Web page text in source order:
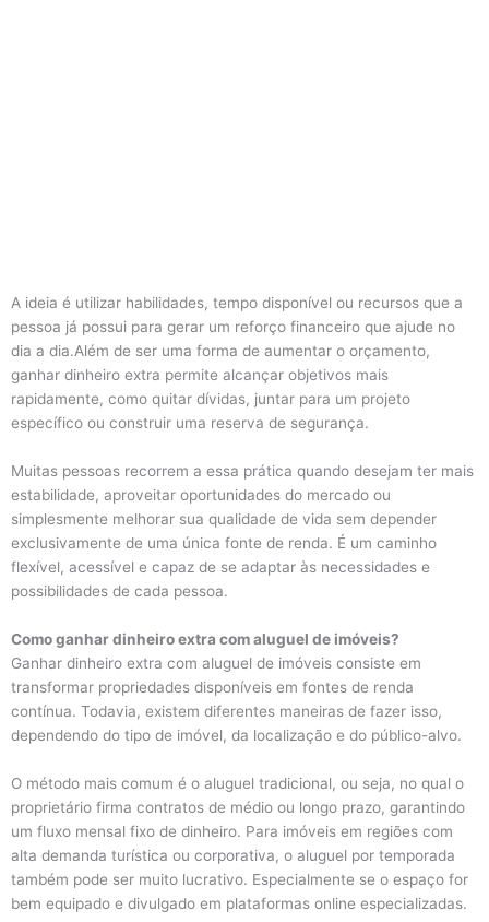
A ideia é utilizar habilidades, tempo disponível ou recursos que a
pessoa já possui para gerar um reforço financeiro que ajude no
dia a dia.Além de ser uma forma de aumentar o orçamento,
ganhar dinheiro extra permite alcançar objetivos mais
rapidamente, como quitar dívidas, juntar para um projeto
específico ou construir uma reserva de segurança.
Muitas pessoas recorrem a essa prática quando desejam ter mais
estabilidade, aproveitar oportunidades do mercado ou
simplesmente melhorar sua qualidade de vida sem depender
exclusivamente de uma única fonte de renda. É um caminho
flexível, acessível e capaz de se adaptar às necessidades e
possibilidades de cada pessoa.
Como ganhar dinheiro extra com aluguel de imóveis?
Ganhar dinheiro extra com aluguel de imóveis consiste em
transformar propriedades disponíveis em fontes de renda
contínua. Todavia, existem diferentes maneiras de fazer isso,
dependendo do tipo de imóvel, da localização e do público-alvo.
O método mais comum é o aluguel tradicional, ou seja, no qual o
proprietário firma contratos de médio ou longo prazo, garantindo
um fluxo mensal fixo de dinheiro. Para imóveis em regiões com
alta demanda turística ou corporativa, o aluguel por temporada
também pode ser muito lucrativo. Especialmente se o espaço for
bem equipado e divulgado em plataformas online especializadas.